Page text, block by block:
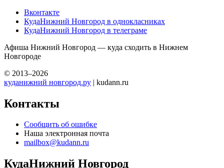
Вконтакте
КудаНижний Новгород в однокласниках
КудаНижний Новгород в телеграме
Афиша Нижний Новгород — куда сходить в Нижнем
Новгороде
© 2013–2026
куданижний новгород.ру | kudann.ru
Контакты
Сообщить об ошибке
Наша электронная почта
mailbox@kudann.ru
КудаНижний Новгород